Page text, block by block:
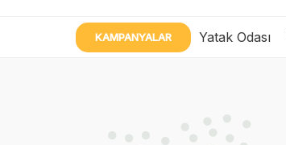
KAMPANYALAR Yatak Odası